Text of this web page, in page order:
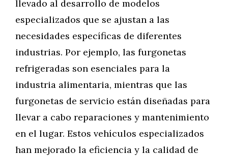
llevado al desarrollo de modelos
especializados que se ajustan a las
necesidades específicas de diferentes
industrias. Por ejemplo, las furgonetas
refrigeradas son esenciales para la
industria alimentaria, mientras que las
furgonetas de servicio están diseñadas para
llevar a cabo reparaciones y mantenimiento
en el lugar. Estos vehículos especializados
han mejorado la eficiencia y la calidad de